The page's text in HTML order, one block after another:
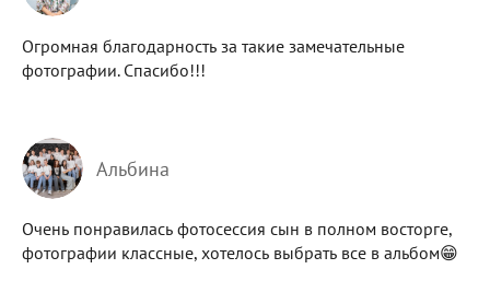
Огромная благодарность за такие замечательные
фотографии. Спасибо!!!
Альбина
Очень понравилась фотосессия сын в полном восторге,
фотографии классные, хотелось выбрать все в альбом😁